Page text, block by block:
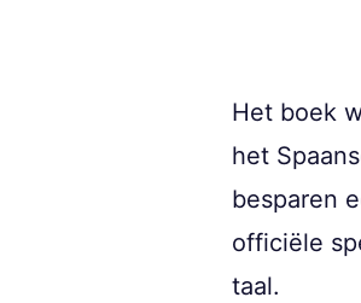
Het boek
het
besparen
officiële
taal.